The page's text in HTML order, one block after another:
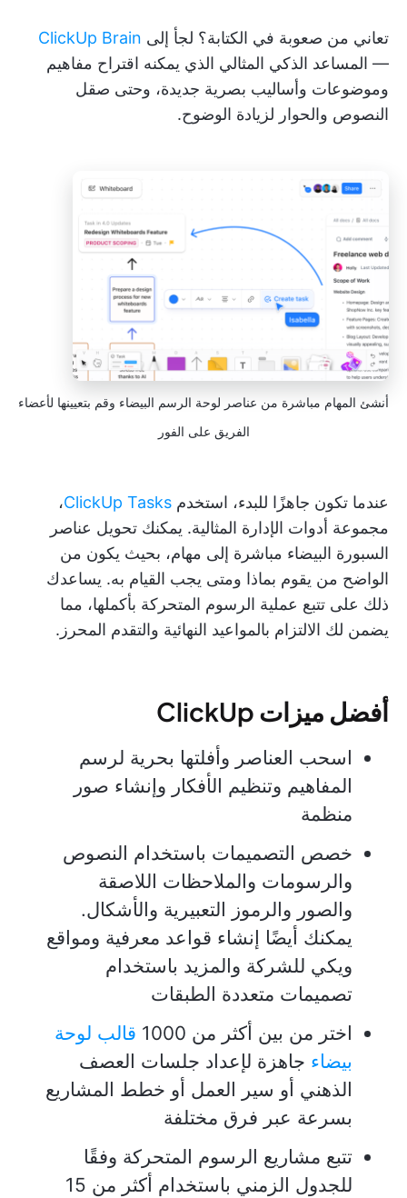
تعاني من صعوبة في الكتابة؟ لجأ إلى ClickUp Brain
— المساعد الذكي المثالي الذي يمكنه اقتراح مفاهيم
وموضوعات وأساليب بصرية جديدة، وحتى صقل
النصوص والحوار لزيادة الوضوح.
أنشئ المهام مباشرة من عناصر لوحة الرسم البيضاء وقم بتعيينها لأعضاء
الفريق على الفور
عندما تكون جاهزًا للبدء، استخدم ClickUp Tasks،
مجموعة أدوات الإدارة المثالية. يمكنك تحويل عناصر
السبورة البيضاء مباشرة إلى مهام، بحيث يكون من
الواضح من يقوم بماذا ومتى يجب القيام به. يساعدك
ذلك على تتبع عملية الرسوم المتحركة بأكملها، مما
يضمن لك الالتزام بالمواعيد النهائية والتقدم المحرز.
أفضل ميزات ClickUp
اسحب العناصر وأفلتها بحرية لرسم
المفاهيم وتنظيم الأفكار وإنشاء صور
منظمة
خصص التصميمات باستخدام النصوص
والرسومات والملاحظات اللاصقة
والصور والرموز التعبيرية والأشكال.
يمكنك أيضًا إنشاء قواعد معرفية ومواقع
ويكي للشركة والمزيد باستخدام
تصميمات متعددة الطبقات
اختر من بين أكثر من 1000
قالب لوحة
بيضاء جاهزة لإعداد جلسات العصف
الذهني أو سير العمل أو خطط المشاريع
بسرعة عبر فرق مختلفة
تتبع مشاريع الرسوم المتحركة وفقًا
للجدول الزمني باستخدام أكثر من 15